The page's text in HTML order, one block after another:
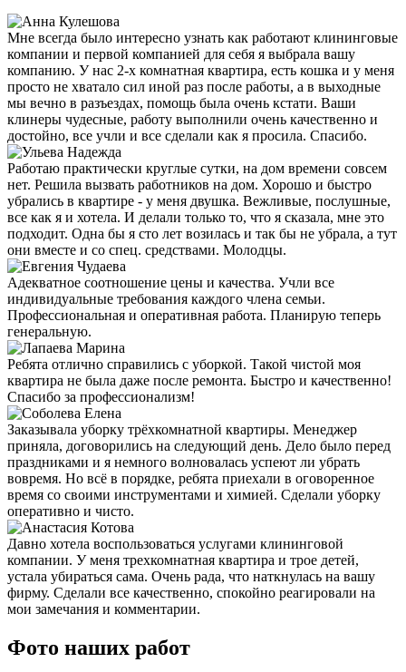
Мне всегда было интересно узнать как работают клининговые
компании и первой компанией для себя я выбрала вашу
компанию. У нас 2-х комнатная квартира, есть кошка и у меня
просто не хватало сил иной раз после работы, а в выходные
мы вечно в разъездах, помощь была очень кстати. Ваши
клинеры чудесные, работу выполнили очень качественно и
достойно, все учли и все сделали как я просила. Спасибо.
Работаю практически круглые сутки, на дом времени совсем
нет. Решила вызвать работников на дом. Хорошо и быстро
убрались в квартире - у меня двушка. Вежливые, послушные,
все как я и хотела. И делали только то, что я сказала, мне это
подходит. Одна бы я сто лет возилась и так бы не убрала, а тут
они вместе и со спец. средствами. Молодцы.
Адекватное соотношение цены и качества. Учли все
индивидуальные требования каждого члена семьи.
Профессиональная и оперативная работа. Планирую теперь
генеральную.
Ребята отлично справились с уборкой. Такой чистой моя
квартира не была даже после ремонта. Быстро и качественно!
Спасибо за профессионализм!
Заказывала уборку трёхкомнатной квартиры. Менеджер
приняла, договорились на следующий день. Дело было перед
праздниками и я немного волновалась успеют ли убрать
вовремя. Но всё в порядке, ребята приехали в оговоренное
время со своими инструментами и химией. Сделали уборку
оперативно и чисто.
Давно хотела воспользоваться услугами клининговой
компании. У меня трехкомнатная квартира и трое детей,
устала убираться сама. Очень рада, что наткнулась на вашу
фирму. Сделали все качественно, спокойно реагировали на
мои замечания и комментарии.
Фото наших работ